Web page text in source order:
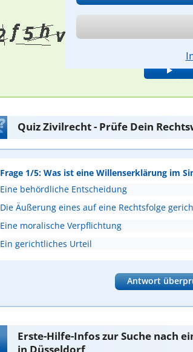
Quiz Zivilrecht - Prüfe Dein
Frage 1/5: Was ist eine Willenserklärung im
Eine behördliche Entscheidung
Die Äußerung eines auf eine Rechtsfolge
Eine moralische Verpflichtung
Ein gerichtliches Urteil
Antwort
Erste-Hilfe-Infos zur Suche nach
in Düsseldorf